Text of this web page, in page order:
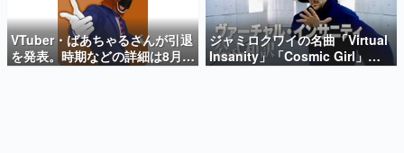
新世代に訊く
これからのデジタルゲーム市場を担う若きクリエイター達
の姿を追い、彼らのルーツと情熱を探っていきます。
VTuber・ばあちゃるさんが引退
を発表。時期などの詳細は8月9
日15時からの配信で説明
ジャミロクワイの名曲「Virtual
Insanity」「Cosmic Girl」
「Canned Heat」公式日本語字